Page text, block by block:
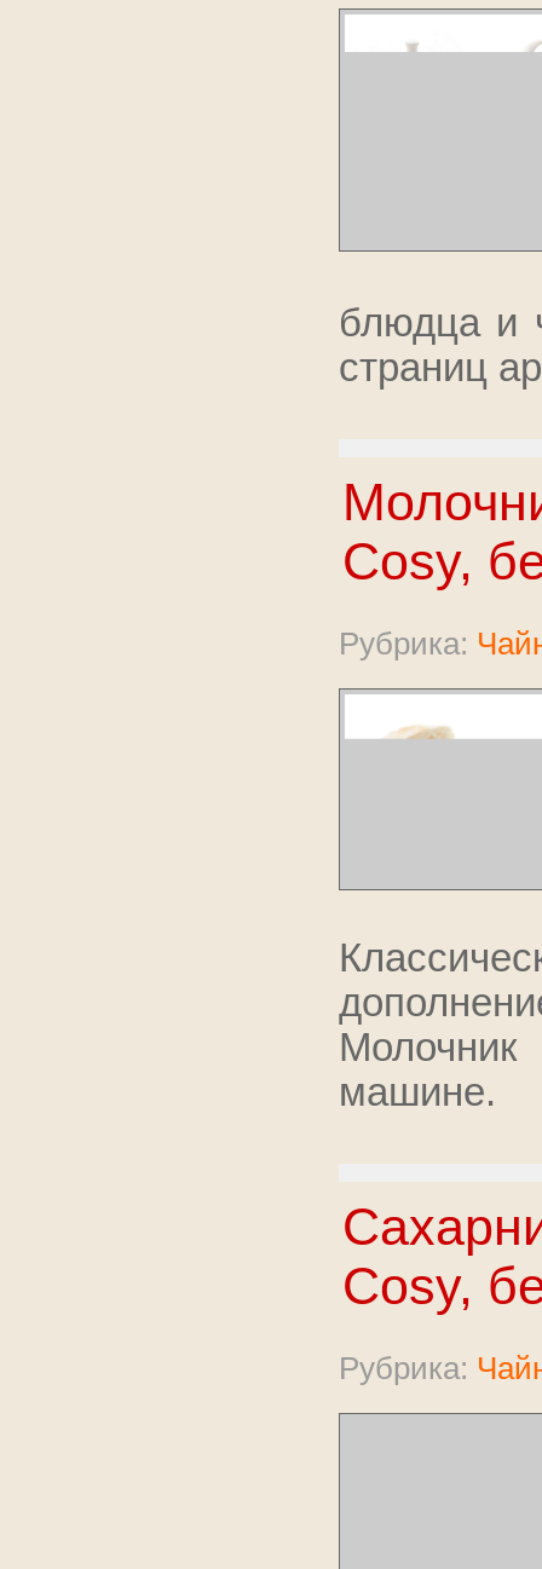
блюдца и
страниц
Cosy,
Рубрика:
машине.
Cosy,
Рубрика: